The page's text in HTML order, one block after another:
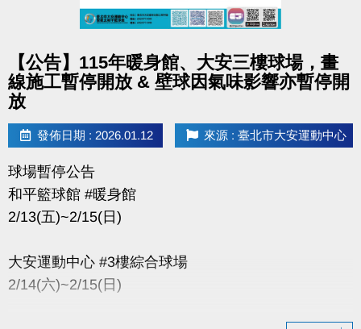
【公告】115年暖身館、大安三樓球場，畫
線施工暫停開放 & 壁球因氣味影響亦暫停開
放
發佈日期 : 2026.01.12 來源 : 臺北市大安運動中心
球場暫停公告
和平籃球館 #暖身館
2/13(五)~2/15(日)
大安運動中心 #3樓綜合球場
2/14(六)~2/15(日)